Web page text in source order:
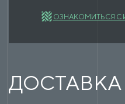
ОЗНАКОМИТЬСЯ С
ДОСТАВКА